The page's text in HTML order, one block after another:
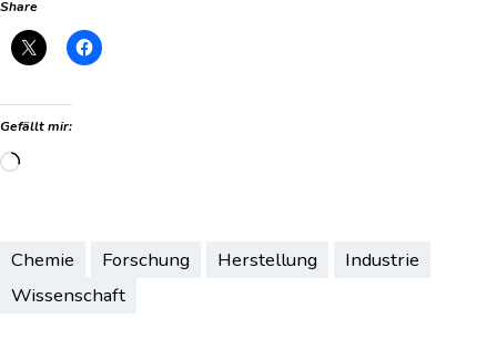
Share
Gefällt mir:
Wird
Chemie Forschung Herstellung
Industrie
Wissenschaft